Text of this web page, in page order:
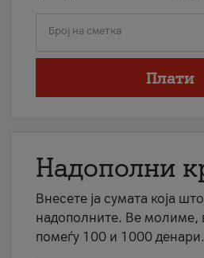
Број на сметка
Плати
Надополни
Внесете ја сумата која
надополните. Ве молиме,
помеѓу 100 и 1000 денари.